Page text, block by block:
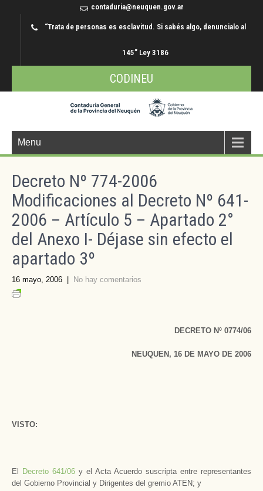
contaduria@neuquen.gov.ar
“Trata de personas es esclavitud. Si sabés algo, denuncialo al
145” Ley 3186
CODINEU
Menu
Decreto Nº 774-2006
Modificaciones al Decreto Nº 641-
2006 – Artículo 5 – Apartado 2°
del Anexo I- Déjase sin efecto el
apartado 3º
16 mayo, 2006 No hay comentarios
DECRETO Nº 0774/06
NEUQUEN, 16 DE MAYO DE 2006
VISTO:
El Decreto 641/06 y el Acta Acuerdo suscripta entre representantes
del Gobierno Provincial y Dirigentes del gremio ATEN; y